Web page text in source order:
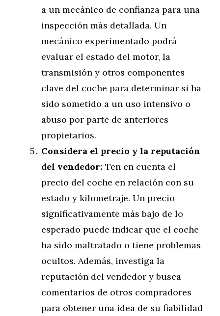
a un mecánico de confianza para una
inspección más detallada. Un
mecánico experimentado podrá
evaluar el estado del motor, la
transmisión y otros componentes
clave del coche para determinar si ha
sido sometido a un uso intensivo o
abuso por parte de anteriores
propietarios.
Considera el precio y la reputación
del vendedor: Ten en cuenta el
precio del coche en relación con su
estado y kilometraje. Un precio
significativamente más bajo de lo
esperado puede indicar que el coche
ha sido maltratado o tiene problemas
ocultos. Además, investiga la
reputación del vendedor y busca
comentarios de otros compradores
para obtener una idea de su fiabilidad